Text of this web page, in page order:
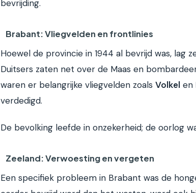
bevrijding.
Brabant: Vliegvelden en frontlinies
Hoewel de provincie in 1944 al bevrijd was, lag
Duitsers zaten net over de Maas en
waren er belangrijke vliegvelden zoals Volkel en
verdedigd.
De bevolking leefde in onzekerheid; de oorlog
Zeeland: Verwoesting en vergeten
Een specifiek probleem in Brabant was de